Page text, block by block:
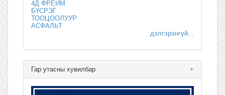
4Д ФРЕЙМ
БҮСРЭГ
ТООЦООЛУУР
АСФАЛЬТ
дэлгэрэнгүй...
+
Гар утасны хувилбар